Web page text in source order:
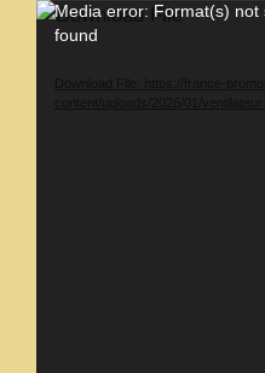
Video
Player
Media error: Format(s)
found